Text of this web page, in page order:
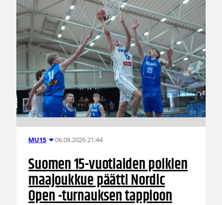
MU15 06.08.2026 21:44
Suomen 15-vuotiaiden poikien
maajoukkue päätti Nordic
Open -turnauksen tappioon